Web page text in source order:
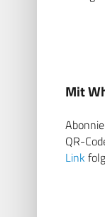
Mit
QR-
Link